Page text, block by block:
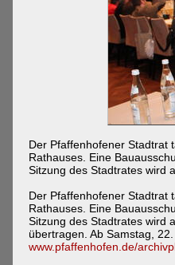
Der Pfaffenhofener Stadtrat
Rathauses. Eine
Sitzung des Stadtrates wird
Der Pfaffenhofener Stadtrat
Rathauses. Eine
Sitzung des Stadtrates wird
übertragen. Ab Samstag,
www.pfaffenhofen.de/